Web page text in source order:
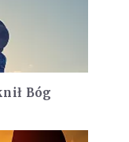
Bóg